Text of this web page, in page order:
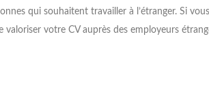
qui souhaitent travailler à l’étranger. Si vous
votre CV auprès des employeurs